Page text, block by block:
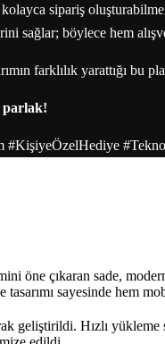
sipariş
sağlar; böylece hem
farklılık yarattığı
parlak!
öne çıkaran sade,
sayesinde hem
geliştirildi. Hızlı